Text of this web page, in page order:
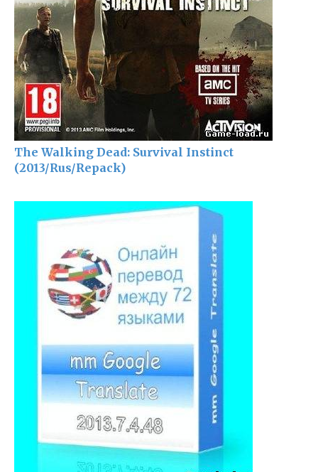
The Walking Dead: Survival Instinct
(2013/Rus/Repack)